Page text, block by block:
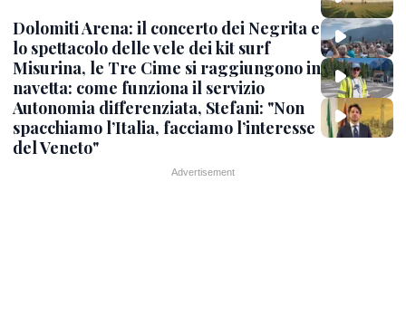
Dolomiti Arena: il concerto dei Negrita e
lo spettacolo delle vele dei kit surf
Misurina, le Tre Cime si raggiungono in
navetta: come funziona il servizio
Autonomia differenziata, Stefani: "Non
spacchiamo l’Italia, facciamo l’interesse
del Veneto"